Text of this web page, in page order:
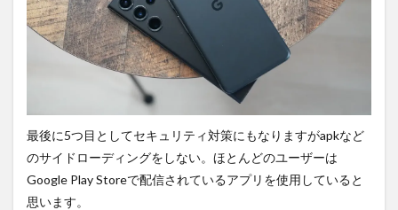
最後に5つ目としてセキュリティ対策にもなりますがapkなど
のサイドローディングをしない。ほとんどのユーザーは
Google Play Storeで配信されているアプリを使用していると
思います。